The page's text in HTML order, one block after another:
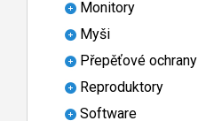
Monitory
Myši
Přepěťové ochrany
Reproduktory
Software